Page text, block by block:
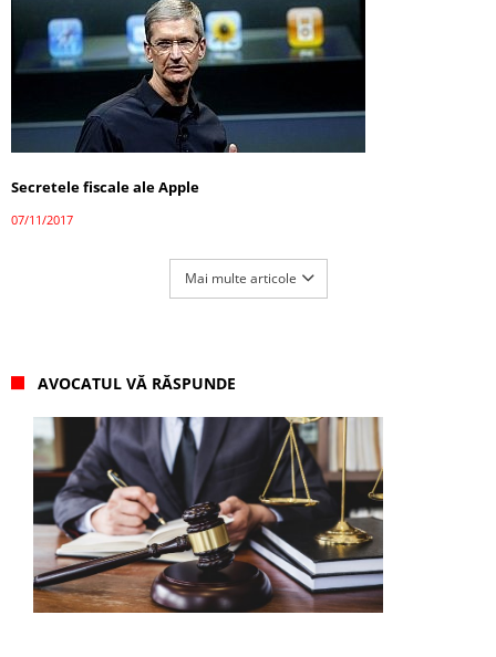
Secretele fiscale ale Apple
07/11/2017
Mai multe articole
AVOCATUL VĂ RĂSPUNDE